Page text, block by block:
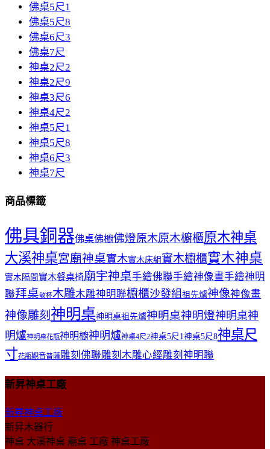
佛桌5尺1
佛桌5尺8
佛桌6尺3
佛桌7尺
神桌2尺2
神桌2尺9
神桌3尺6
神桌4尺2
神桌5尺1
神桌5尺8
神桌6尺3
神桌7尺
商品標籤
佛具銅器佛桌佛櫥佛燈原木原木櫥櫃原木神桌
大溪神桌宮廟神桌實木實木床組實木櫥櫃實木神桌
實木隔間實木餐桌椅廟宇神桌手繪佛聯手繪神像畫手繪神明
聯拜桌敬杯木雕木雕神明聯櫥櫃沙發組祖先爐神像神像畫
神像雕刻 神明桌神明桌祖先爐神明桌神明燈神明桌神
明爐神明桌花瓶神明櫥神明爐神桌4尺2神桌5尺1神桌5尺8神桌尺
寸花瓶觀音普薩雕刻佛聯雕刻木雕心經雕刻神明聯
新昇神桌工廠
新昇神桌工廠
新昇木器行
神桌 大溪神桌 廟桌 工廠 神桌工廠